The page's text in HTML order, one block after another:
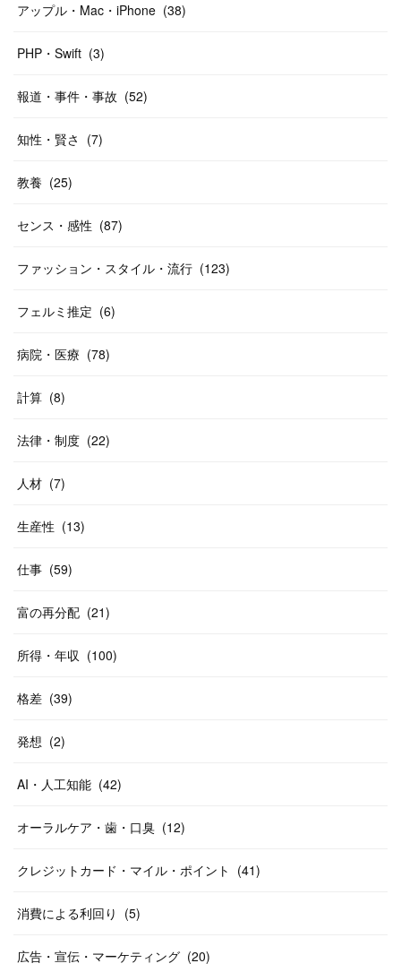
アップル・Mac・iPhone (38)
PHP・Swift (3)
報道・事件・事故 (52)
知性・賢さ (7)
教養 (25)
センス・感性 (87)
ファッション・スタイル・流行 (123)
フェルミ推定 (6)
病院・医療 (78)
計算 (8)
法律・制度 (22)
人材 (7)
生産性 (13)
仕事 (59)
富の再分配 (21)
所得・年収 (100)
格差 (39)
発想 (2)
AI・人工知能 (42)
オーラルケア・歯・口臭 (12)
クレジットカード・マイル・ポイント (41)
消費による利回り (5)
広告・宣伝・マーケティング (20)